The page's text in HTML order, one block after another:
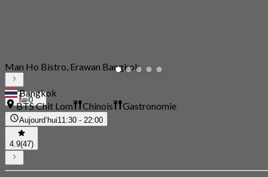
0
Man Ho Bistro, Erawan Bangkok
Bangkok
BTS Chit Lom
Chinois Gastronomie
Aujourd’hui11:30 - 22:00
4.9(47)